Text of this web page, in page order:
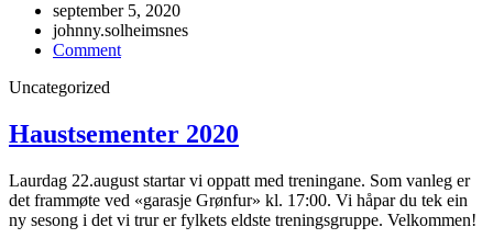
september 5, 2020
johnny.solheimsnes
Commenton
19.sept
Uncategorized
Haustsementer 2020
Laurdag 22.august startar vi oppatt med treningane. Som vanleg er
det frammøte ved «garasje Grønfur» kl. 17:00. Vi håpar du tek ein
ny sesong i det vi trur er fylkets eldste treningsgruppe. Velkommen!